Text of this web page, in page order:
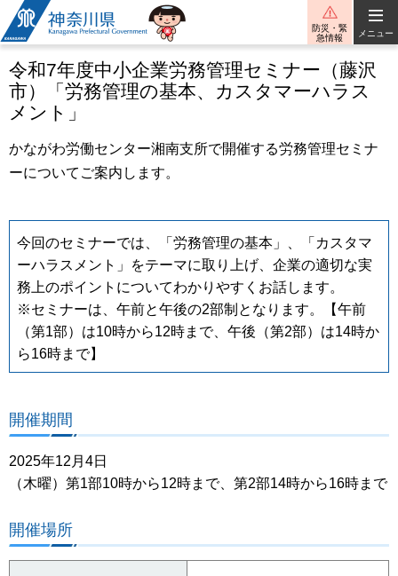
神奈川県
防災・緊
急情報
メニュー
令和7年度中小企業労務管理セミナー（藤沢
市）「労務管理の基本、カスタマーハラス
メント」
かながわ労働センター湘南支所で開催する労務管理セミナ
ーについてご案内します。
今回のセミナーでは、「労務管理の基本」、「カスタマ
ーハラスメント」をテーマに取り上げ、企業の適切な実
務上のポイントについてわかりやすくお話します。
※セミナーは、午前と午後の2部制となります。【午前
（第1部）は10時から12時まで、午後（第2部）は14時か
ら16時まで】
開催期間
2025年12月4日
（木曜）第1部10時から12時まで、第2部14時から16時まで
開催場所